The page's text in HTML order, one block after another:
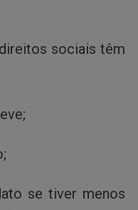
sociais têm
se tiver menos